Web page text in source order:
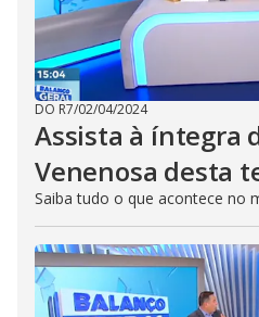
DO R7/02/04/2024
Assista à íntegra
Venenosa desta
Saiba tudo o que acontece no